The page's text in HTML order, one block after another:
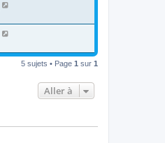
5 sujets • Page 1 sur 1
Aller à